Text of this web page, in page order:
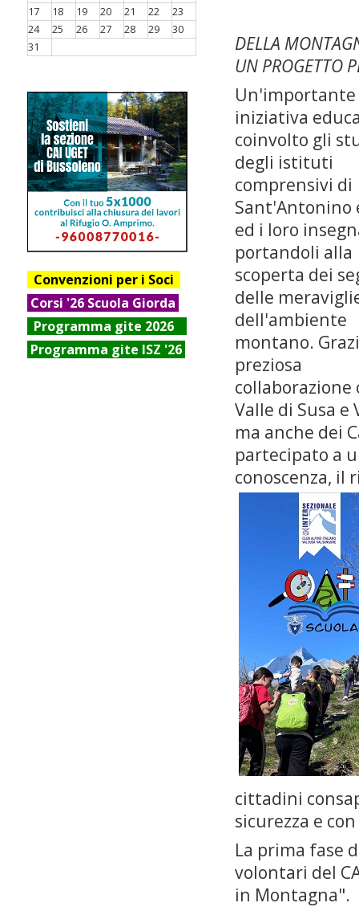
17
18 19 20 21 22
23
24
25 26 27 28 29
30
31
Convenzioni per i Soci
Corsi '26 Scuola Giorda
Programma gite 2026
Programma gite ISZ '26
DELLA
UN PROGETTO
Un'importante
iniziativa
coinvolto gli
degli istituti
comprensivi di
Sant'Antonino
ed i loro
portandoli alla
scoperta dei
delle
dell'ambiente
montano.
preziosa
collaborazione
Valle di Susa e
ma anche dei
partecipato a
conoscenza, il
cittadini
sicurezza e
La prima fase
volontari del
in Montagna".